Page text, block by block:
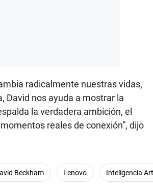
radicalmente nuestras vidas,
David nos ayuda a mostrar la
la verdadera ambición, el
reales de conexión”, dijo
Beckham Lenovo Inteligencia